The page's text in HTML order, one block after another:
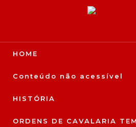
HOME
Conteúdo não acessível
HISTÓRIA
ORDENS DE CAVALARIA